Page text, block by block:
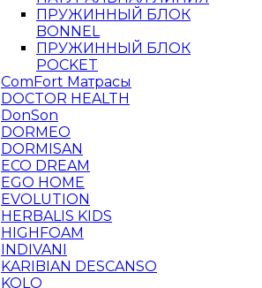
ПРУЖИННЫЙ БЛОК
BONNEL
ПРУЖИННЫЙ БЛОК
POCKET
ComFort Матрасы
DOCTOR HEALTH
DonSon
DORMEO
DORMISAN
ECO DREAM
EGO HOME
EVOLUTION
HERBALIS KIDS
HIGHFOAM
INDIVANI
KARIBIAN DESCANSO
KOLO